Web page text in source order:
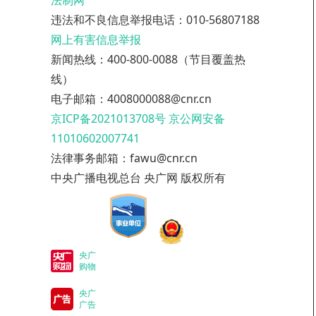
违法和不良信息举报电话：010-56807188
网上有害信息举报
新闻热线：400-800-0088（节目覆盖热
线）
电子邮箱：4008000088@cnr.cn
京ICP备2021013708号京公网安备
11010602007741
法律事务邮箱：fawu@cnr.cn
中央广播电视总台 央广网 版权所有
央广
购物
央广
广告